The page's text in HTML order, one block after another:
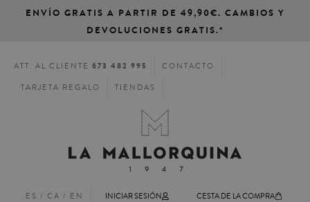
ENVÍO GRATIS A PARTIR DE 49,90€. CAMBIOS Y
DEVOLUCIONES GRATIS.*
ATT. AL CLIENTE 673 482 995 CONTACTO
TARJETA REGALO TIENDAS
ES / CA / EN INICIAR SESIÓN CESTA DE LA COMPRA